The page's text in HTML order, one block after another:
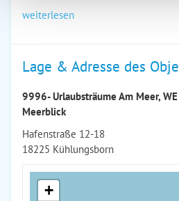
weiterlesen
Lage & Adresse des
9996- Urlaubsträume Am Meer,
Meerblick
Hafenstraße 12-18
18225 Kühlungsborn
+